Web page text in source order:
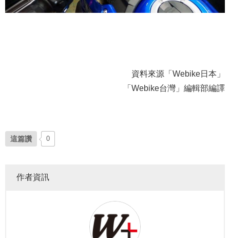
資料來源「Webike日本」
「Webike台灣」編輯部編譯
這篇讚 0
作者資訊